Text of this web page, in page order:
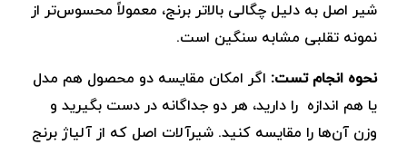
شیر اصل به دلیل چگالی بالاتر برنج، معمولاً محسوس‌تر از
نمونه تقلبی مشابه سنگین است.
نحوه انجام تست: اگر امکان مقایسه دو محصول هم ‌مدل
یا هم اندازه را دارید، هر دو جداگانه در دست بگیرید و
وزن آن‌ها را مقایسه کنید. شیرآلات اصل که از آلیاژ برنج